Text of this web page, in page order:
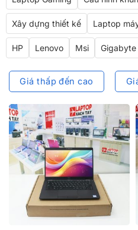
Xây dựng thiết kế Laptop
HP Lenovo Msi Gigabyte
Giá thấp đến cao